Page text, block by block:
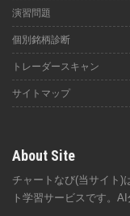
演習問題
個別銘柄診断
トレーダースキャン
サイトマップ
About Site
チャートなび(当サイト)
ト学習サービスです。AI